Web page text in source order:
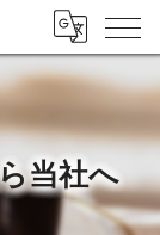
当社へ